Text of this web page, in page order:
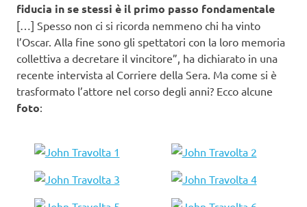
fiducia in se stessi è il primo passo fondamentale
[…] Spesso non ci si ricorda nemmeno chi ha vinto
l’Oscar. Alla fine sono gli spettatori con la loro memoria
collettiva a decretare il vincitore”, ha dichiarato in una
recente intervista al Corriere della Sera. Ma come si è
trasformato l’attore nel corso degli anni? Ecco alcune
foto: